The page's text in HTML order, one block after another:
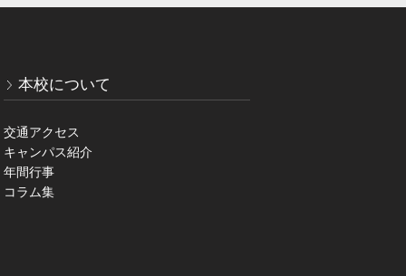
本校について
交通アクセス
キャンパス紹介
年間行事
コラム集